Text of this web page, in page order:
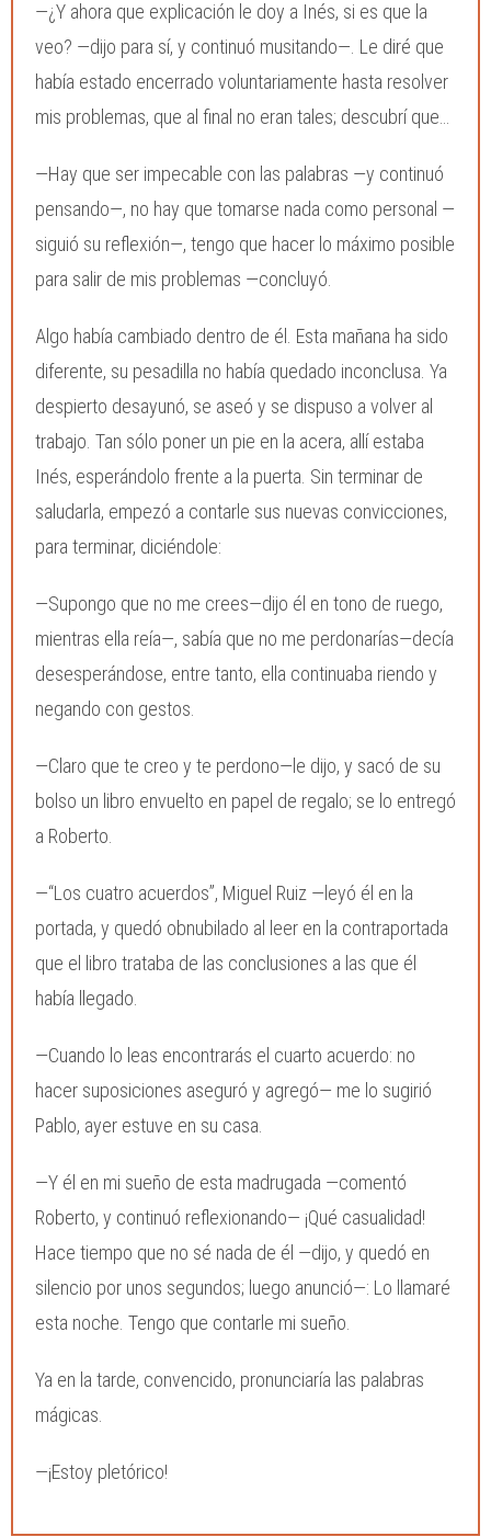
—¿Y ahora que explicación le doy a Inés, si es que la
veo? —dijo para sí, y continuó musitando—. Le diré que
había estado encerrado voluntariamente hasta resolver
mis problemas, que al final no eran tales; descubrí que…
—Hay que ser impecable con las palabras —y continuó
pensando—, no hay que tomarse nada como personal —
siguió su reflexión—, tengo que hacer lo máximo posible
para salir de mis problemas —concluyó.
Algo había cambiado dentro de él. Esta mañana ha sido
diferente, su pesadilla no había quedado inconclusa. Ya
despierto desayunó, se aseó y se dispuso a volver al
trabajo. Tan sólo poner un pie en la acera, allí estaba
Inés, esperándolo frente a la puerta. Sin terminar de
saludarla, empezó a contarle sus nuevas convicciones,
para terminar, diciéndole:
—Supongo que no me crees—dijo él en tono de ruego,
mientras ella reía—, sabía que no me perdonarías—decía
desesperándose, entre tanto, ella continuaba riendo y
negando con gestos.
—Claro que te creo y te perdono—le dijo, y sacó de su
bolso un libro envuelto en papel de regalo; se lo entregó
a Roberto.
—“Los cuatro acuerdos”, Miguel Ruiz —leyó él en la
portada, y quedó obnubilado al leer en la contraportada
que el libro trataba de las conclusiones a las que él
había llegado.
—Cuando lo leas encontrarás el cuarto acuerdo: no
hacer suposiciones aseguró y agregó— me lo sugirió
Pablo, ayer estuve en su casa.
—Y él en mi sueño de esta madrugada —comentó
Roberto, y continuó reflexionando— ¡Qué casualidad!
Hace tiempo que no sé nada de él —dijo, y quedó en
silencio por unos segundos; luego anunció—: Lo llamaré
esta noche. Tengo que contarle mi sueño.
Ya en la tarde, convencido, pronunciaría las palabras
mágicas.
—¡Estoy pletórico!